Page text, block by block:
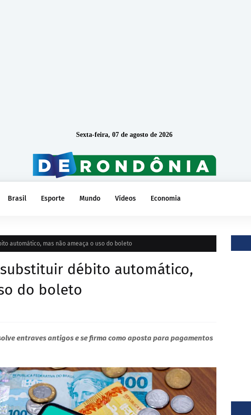
Sexta-feira, 07 de agosto de 2026
Brasil Esporte Mundo Vídeos Economia
automático, mas não ameaça o uso do boleto
débito automático,
do boleto
entraves antigos e se firma como aposta para pagamentos